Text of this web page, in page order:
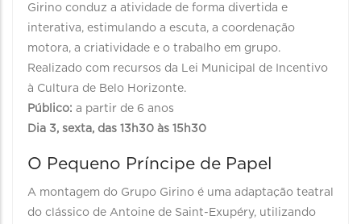
Girino conduz a atividade de forma divertida e
interativa, estimulando a escuta, a coordenação
motora, a criatividade e o trabalho em grupo.
Realizado com recursos da Lei Municipal de Incentivo
à Cultura de Belo Horizonte.
Público: a partir de 6 anos
Dia 3, sexta, das 13h30 às 15h30
O Pequeno Príncipe de Papel
A montagem do Grupo Girino é uma adaptação teatral
do clássico de Antoine de Saint-Exupéry, utilizando